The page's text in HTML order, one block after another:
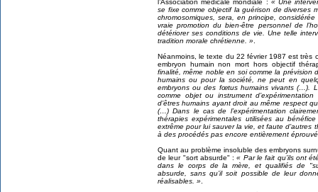
l’Association médicale mondiale : « Une
se fixe comme objectif la guérison de diverses
chromosomiques, sera, en principe,
vraie promotion du bien-être personnel de
détériorer ses conditions de vie. Une telle
tradition morale chrétienne. ».
Néanmoins, le texte du 22 février 1987 est très
embryon humain non mort hors objectif
finalité, même noble en soi comme la prévision
humains ou pour la société, ne peut en
embryons ou des fœtus humains vivants (…).
comme objet ou instrument
d’êtres humains ayant droit au même respect
(…) Dans le cas de l’expérimentation
thérapies expérimentales utilisées au
extrême pour lui sauver la vie, et faute d’autres
à des procédés pas encore entièrement
Quant au problème insoluble des embryons
de leur "sort absurde" :« Par le fait qu’ils ont
dans le corps de la mère, et qualifiés de
absurde, sans qu’il soit possible de leur
réalisables. ».